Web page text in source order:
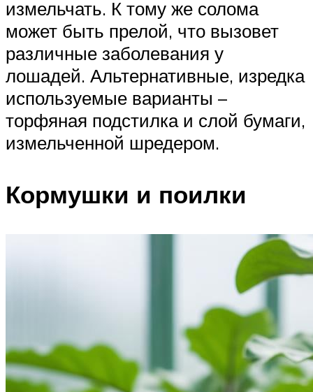
измельчать. К тому же солома
может быть прелой, что вызовет
различные заболевания у
лошадей. Альтернативные, изредка
используемые варианты –
торфяная подстилка и слой бумаги,
измельченной шредером.
Кормушки и поилки